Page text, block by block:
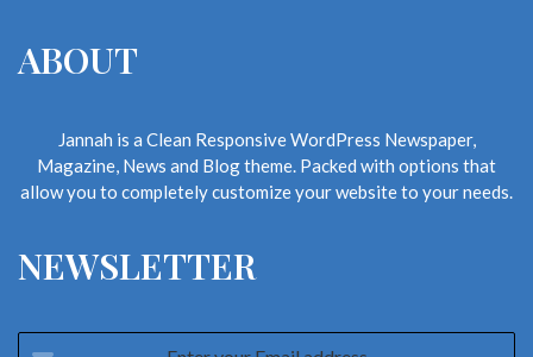
ABOUT
Jannah is a Clean Responsive WordPress Newspaper,
Magazine, News and Blog theme. Packed with options that
allow you to completely customize your website to your needs.
NEWSLETTER